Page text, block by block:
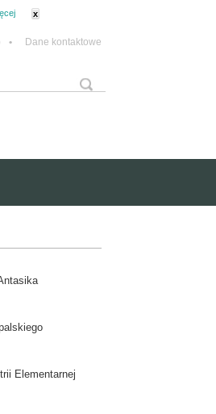
x
• Dane kontaktowe
Elementarnej